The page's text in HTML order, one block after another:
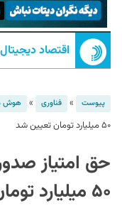
اقتصاد دیجیتال
پیوست » فناوری » هوش
۵۰ میلیارد تومان تعیین شد
حق امتیاز
۵۰ میلیارد تومان تعیین شد